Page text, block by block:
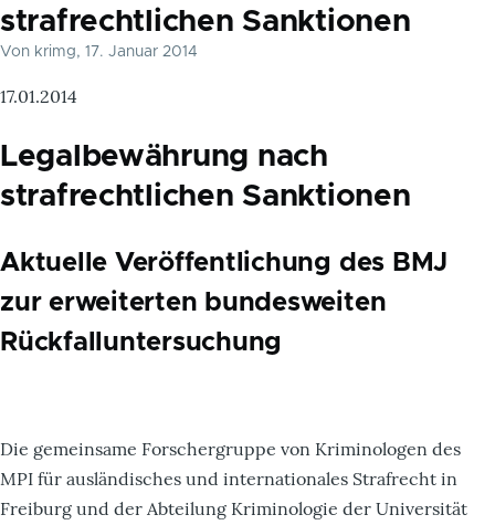
strafrechtlichen Sanktionen
Von krimg, 17. Januar 2014
17.01.2014
Legalbewährung nach
strafrechtlichen Sanktionen
Aktuelle Veröffentlichung des BMJ
zur erweiterten bundesweiten
Rückfalluntersuchung
Die gemeinsame Forschergruppe von Kriminologen des
MPI für ausländisches und internationales Strafrecht in
Freiburg und der Abteilung Kriminologie der Universität